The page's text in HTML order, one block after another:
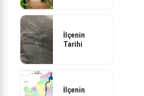
İlçenin
Tarihi
İlçenin